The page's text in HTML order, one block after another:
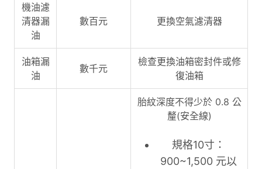
機油濾
清器漏
油
數百元 更換空氣濾清器
油箱漏
油
數千元
檢查更換油箱密封件或修
復油箱
胎紋深度不得少於 0.8 公
釐(安全線)
規格10寸：
900~1,500 元以